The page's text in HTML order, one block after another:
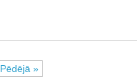
Pēdējā »